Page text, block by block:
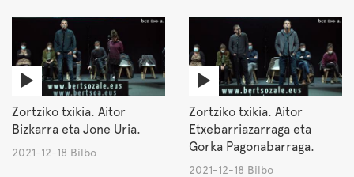
Zortziko txikia. Aitor
Bizkarra eta Jone Uria.
2021-12-18 Bilbo
Zortziko txikia. Aitor
Etxebarriazarraga eta
Gorka Pagonabarraga.
2021-12-18 Bilbo